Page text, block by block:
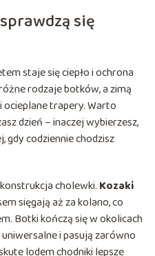
się
staje się ciepło i ochrona
rodzaje botków, a zimą
ocieplane trapery. Warto
dzień – inaczej wybierzesz,
gdy codziennie chodzisz
cholewki. Kozaki
sięgają aż za kolano, co
Botki kończą się w okolicach
i pasują zarówno
lodem chodniki lepsze